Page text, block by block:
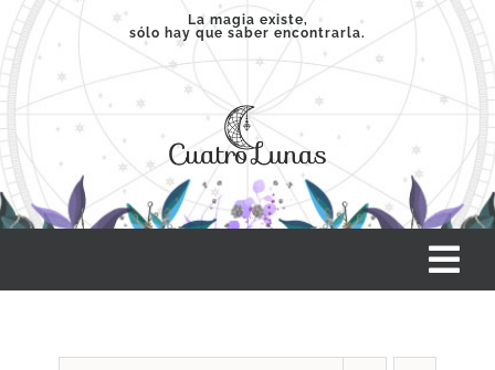
Saltar
contenido
La magia existe,
sólo hay que saber encontrarla.